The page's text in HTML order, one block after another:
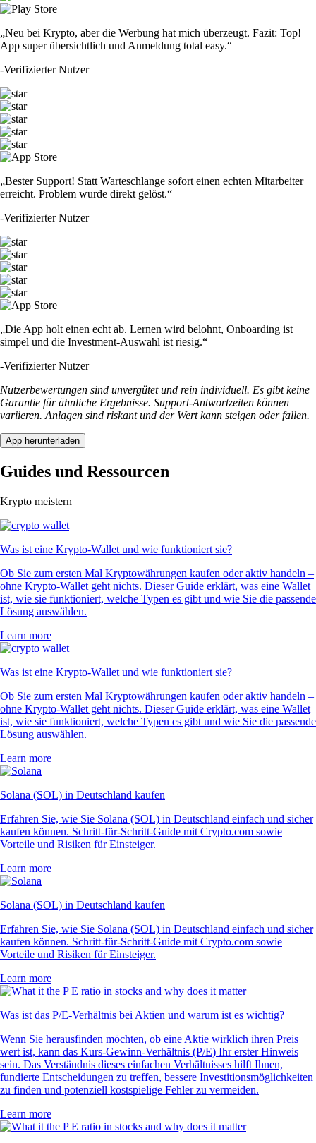
„Neu bei Krypto, aber die Werbung hat mich überzeugt. Fazit: Top!
App super übersichtlich und Anmeldung total easy.“
-Verifizierter Nutzer
„Bester Support! Statt Warteschlange sofort einen echten Mitarbeiter
erreicht. Problem wurde direkt gelöst.“
-Verifizierter Nutzer
„Die App holt einen echt ab. Lernen wird belohnt, Onboarding ist
simpel und die Investment-Auswahl ist riesig.“
-Verifizierter Nutzer
Nutzerbewertungen sind unvergütet und rein individuell. Es gibt keine
Garantie für ähnliche Ergebnisse. Support-Antwortzeiten können
variieren. Anlagen sind riskant und der Wert kann steigen oder fallen.
App herunterladen
Guides und Ressourcen
Krypto meistern
Was ist eine Krypto-Wallet und wie funktioniert sie?
Ob Sie zum ersten Mal Kryptowährungen kaufen oder aktiv handeln –
ohne Krypto-Wallet geht nichts. Dieser Guide erklärt, was eine Wallet
ist, wie sie funktioniert, welche Typen es gibt und wie Sie die passende
Lösung auswählen.
Learn more
Was ist eine Krypto-Wallet und wie funktioniert sie?
Ob Sie zum ersten Mal Kryptowährungen kaufen oder aktiv handeln –
ohne Krypto-Wallet geht nichts. Dieser Guide erklärt, was eine Wallet
ist, wie sie funktioniert, welche Typen es gibt und wie Sie die passende
Lösung auswählen.
Learn more
Solana (SOL) in Deutschland kaufen
Erfahren Sie, wie Sie Solana (SOL) in Deutschland einfach und sicher
kaufen können. Schritt-für-Schritt-Guide mit Crypto.com sowie
Vorteile und Risiken für Einsteiger.
Learn more
Solana (SOL) in Deutschland kaufen
Erfahren Sie, wie Sie Solana (SOL) in Deutschland einfach und sicher
kaufen können. Schritt-für-Schritt-Guide mit Crypto.com sowie
Vorteile und Risiken für Einsteiger.
Learn more
Was ist das P/E-Verhältnis bei Aktien und warum ist es wichtig?
Wenn Sie herausfinden möchten, ob eine Aktie wirklich ihren Preis
wert ist, kann das Kurs-Gewinn-Verhältnis (P/E) Ihr erster Hinweis
sein. Das Verständnis dieses einfachen Verhältnisses hilft Ihnen,
fundierte Entscheidungen zu treffen, bessere Investitionsmöglichkeiten
zu finden und potenziell kostspielige Fehler zu vermeiden.
Learn more